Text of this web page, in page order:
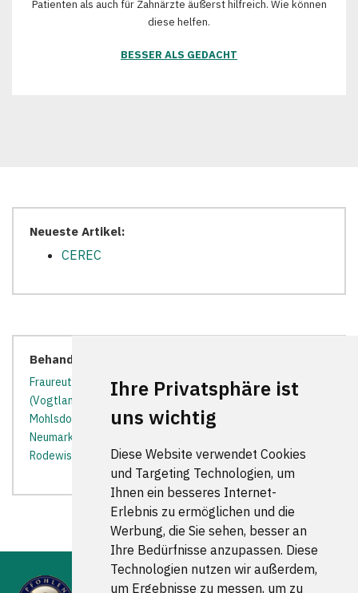
Ihre Privatsphäre ist
uns wichtig
Diese Website verwendet Cookies
und Targeting Technologien, um
Ihnen ein besseres Internet-
Erlebnis zu ermöglichen und die
Werbung, die Sie sehen, besser an
Ihre Bedürfnisse anzupassen. Diese
Technologien nutzen wir außerdem,
um Ergebnisse zu messen, um zu
Patienten als auch für Zahnärzte äußerst hilfreich. Wie können
diese helfen.
BESSER ALS GEDACHT
Neueste Artikel:
CEREC
Behandler in der Nähe:
Fraureuth Kirchberg (Sachsen)* Lengenfeld
(Vogtland)
Limbach (Vogtland)
Mohlsdorf-Teichwolframsdorf * Mylau
Neumark
Rodewisch
Treuen*Zwickau*